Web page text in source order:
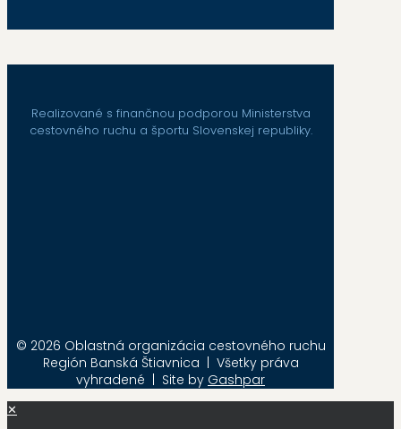
Realizované s finančnou podporou Ministerstva
cestovného ruchu a športu Slovenskej republiky.
© 2026 Oblastná organizácia cestovného ruchu
Región Banská Štiavnica | Všetky práva
vyhradené | Site by Gashpar
✕